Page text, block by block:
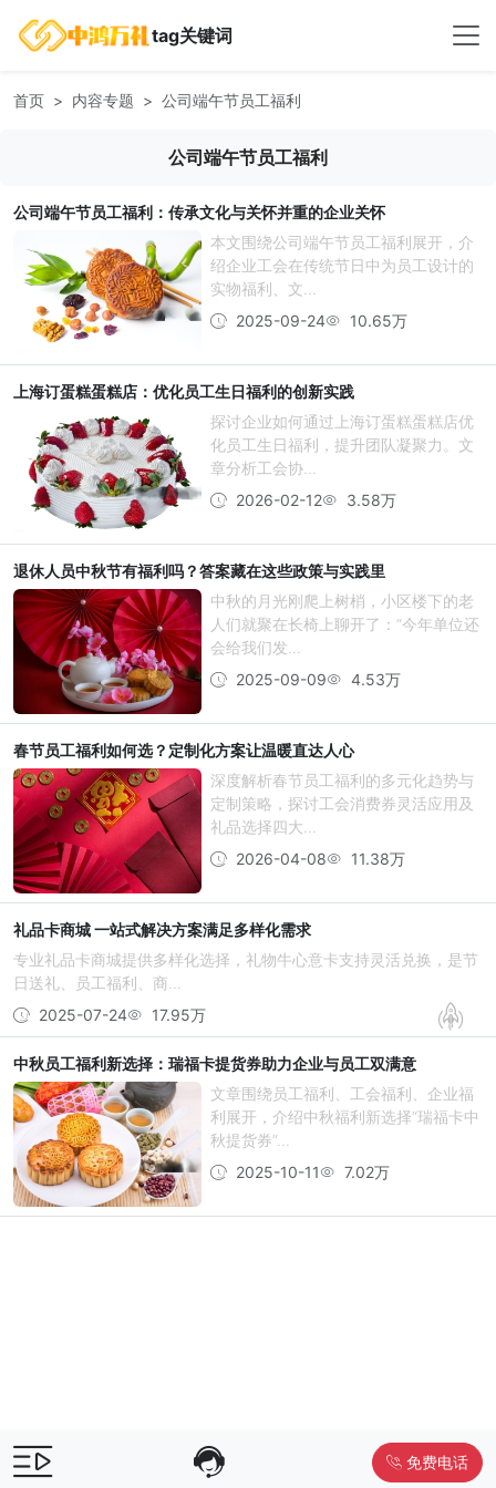
tag关键词
首页 内容专题 公司端午节员工福利
公司端午节员工福利
公司端午节员工福利：传承文化与关怀并重的企业关怀
本文围绕公司端午节员工福利展开，介
绍企业工会在传统节日中为员工设计的
实物福利、文...
2025-09-24
10.65万
上海订蛋糕蛋糕店：优化员工生日福利的创新实践
探讨企业如何通过上海订蛋糕蛋糕店优
化员工生日福利，提升团队凝聚力。文
章分析工会协...
2026-02-12
3.58万
退休人员中秋节有福利吗？答案藏在这些政策与实践里
中秋的月光刚爬上树梢，小区楼下的老
人们就聚在长椅上聊开了：“今年单位还
会给我们发...
2025-09-09
4.53万
春节员工福利如何选？定制化方案让温暖直达人心
深度解析春节员工福利的多元化趋势与
定制策略，探讨工会消费券灵活应用及
礼品选择四大...
2026-04-08
11.38万
礼品卡商城 一站式解决方案满足多样化需求
专业礼品卡商城提供多样化选择，礼物牛心意卡支持灵活兑换，是节
日送礼、员工福利、商...
2025-07-24
17.95万
中秋员工福利新选择：瑞福卡提货券助力企业与员工双满意
文章围绕员工福利、工会福利、企业福
利展开，介绍中秋福利新选择“瑞福卡中
秋提货券”...
2025-10-11
7.02万
免费电话